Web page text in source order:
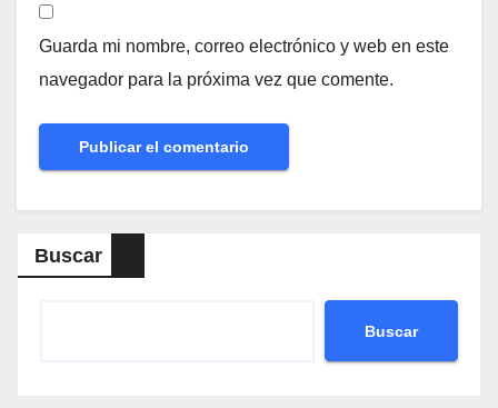
Guarda mi nombre, correo electrónico y web en este
navegador para la próxima vez que comente.
Buscar
Buscar